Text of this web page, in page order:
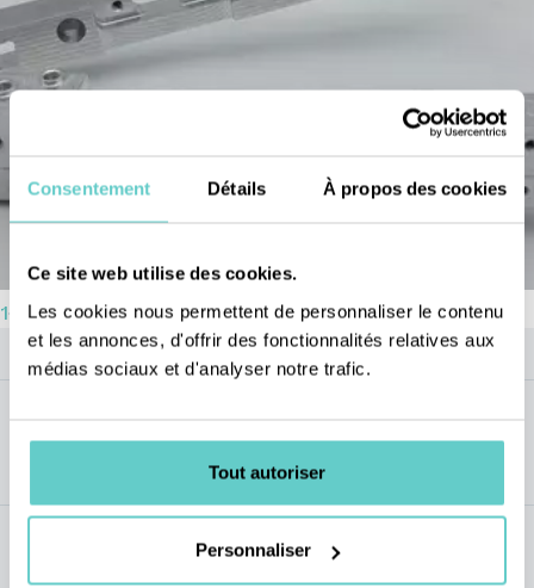
Consentement Détails À propos des cookies
Ce site web utilise des cookies.
Les cookies nous permettent de personnaliser le contenu
et les annonces, d'offrir des fonctionnalités relatives aux
médias sociaux et d'analyser notre trafic.
Tout autoriser
Personnaliser
1 4
120 x 120 mm
de section maximale
précision